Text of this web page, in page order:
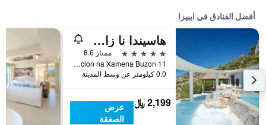
أفضل الفنادق في ايبيزا
هاسيندا نا زامينا، إيبيزا
5 نجوم
ممتاز 8.6
Urbanizacion na Xamena Buzon 11, ايبيزا, إيبيزا, أسبانيا
0.0 كيلومتر عن وسط المدينة
2,199 ﷼
عرض
الصفقة